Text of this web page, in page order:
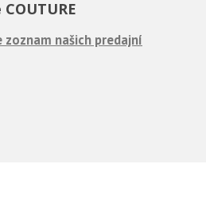
zoznam našich predajní